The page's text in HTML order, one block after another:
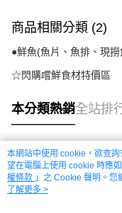
商品相關分類 (2)
●鮮魚(魚片、魚排、現
☆閃購嚐鮮食材特價區
本分類熱銷全站排
熱門標籤
本網站中使用 cookie，欲查
望在電腦上使用 cookie 時應
權條款 」之 Cookie 聲明。您
用條款之 Cookie 聲明使用
了解更多 >